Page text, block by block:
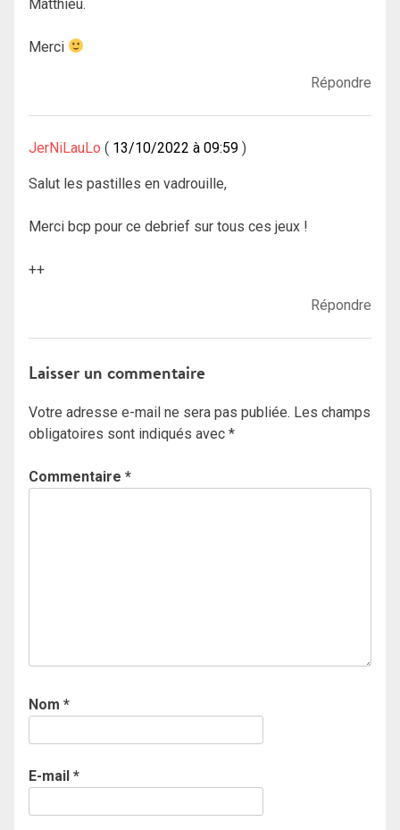
Matthieu.
Merci
Répondre
JerNiLauLo 13/10/2022 à 09:59
Salut les pastilles en vadrouille,
Merci bcp pour ce debrief sur tous ces jeux !
++
Répondre
Laisser un commentaire
Votre adresse e-mail ne sera pas publiée. Les champs
obligatoires sont indiqués avec *
Commentaire *
Nom *
E-mail *